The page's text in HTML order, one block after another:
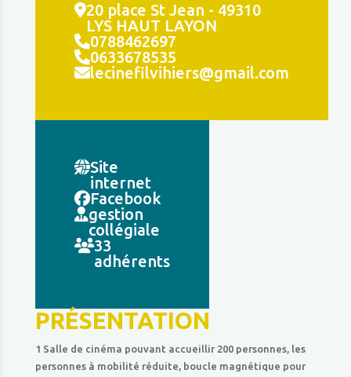
20 place St Jean - 49310
LYS HAUT LAYON
0788462697
0633678535
lecinefilvihiers@gmail.com
Site
internet
Facebook
gestion
collégiale
33
adhérents
PRÉSENTATION
1 Salle de cinéma pouvant accueillir 200 personnes, les
personnes à mobilité réduite, boucle magnétique pour